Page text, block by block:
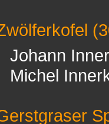
Johann
Michel